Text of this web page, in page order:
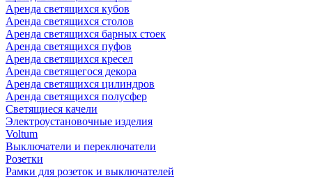
Аренда светящихся кубов
Аренда светящихся столов
Аренда светящихся барных стоек
Аренда светящихся пуфов
Аренда светящихся кресел
Аренда светящегося декора
Аренда светящихся цилиндров
Аренда светящихся полусфер
Светящиеся качели
Электроустановочные изделия
Voltum
Выключатели и переключатели
Розетки
Рамки для розеток и выключателей